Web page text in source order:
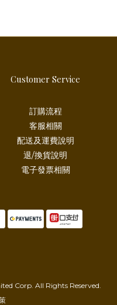
Customer Service
訂購流程
客服相關
配送及運費說明
退/換貨說明
電子發票相關
Corp. All Rights Reserved.